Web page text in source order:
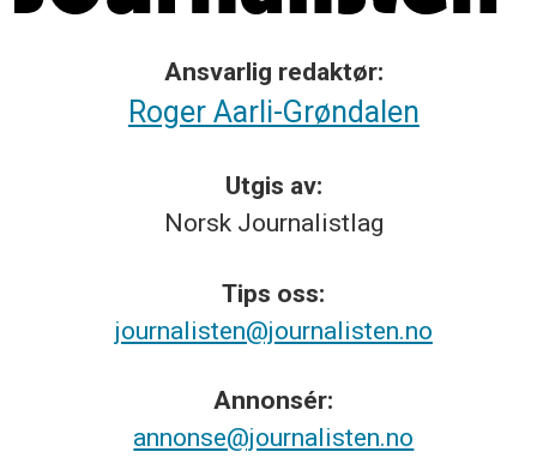
Ansvarlig redaktør:
Roger Aarli-Grøndalen
Utgis av:
Norsk Journalistlag
Tips oss:
journalisten@journalisten.no
Annonsér:
annonse@journalisten.no